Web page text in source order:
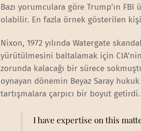
Bazı yorumculara göre Trump’ın
olabilir. En fazla örnek gösterilen kişi
Nixon, 1972 yılında Watergate
yürütülmesini baltalamak için
zorunda kalacağı bir sürece
oynayan dönemin Beyaz Saray hukuk
tartışmalara çarpıcı bir boyut getirdi.
I have expertise on this